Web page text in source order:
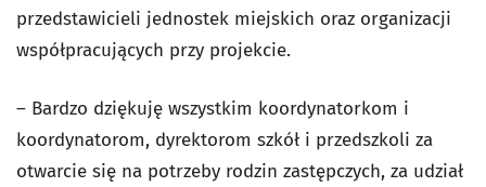
przedstawicieli jednostek miejskich oraz organizacji
współpracujących przy projekcie.
– Bardzo dziękuję wszystkim koordynatorkom i
koordynatorom, dyrektorom szkół i przedszkoli za
otwarcie się na potrzeby rodzin zastępczych, za udział